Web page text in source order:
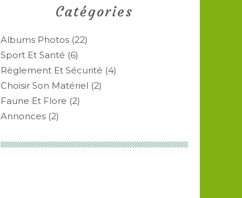
Catégories
Albums Photos (22)
Sport Et Santé (6)
Règlement Et Sécurité (4)
Choisir Son Matériel (2)
Faune Et Flore (2)
Annonces (2)